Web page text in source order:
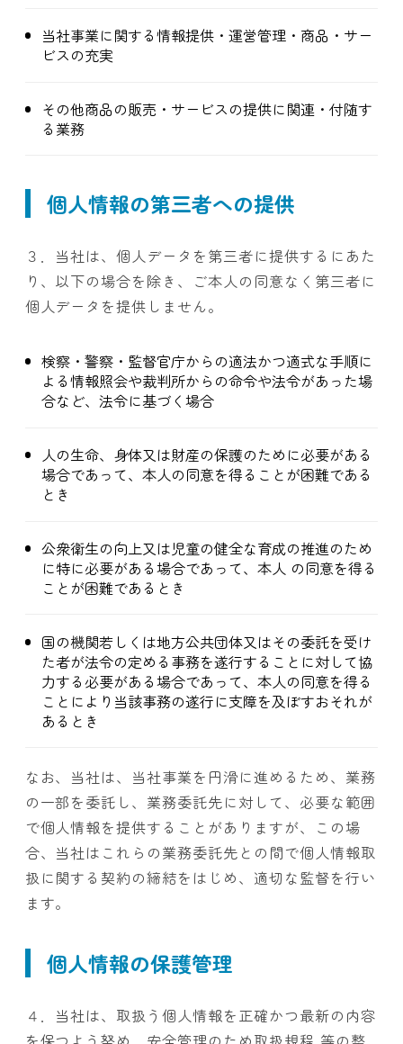
当社事業に関する情報提供・運営管理・商品・サー
ビスの充実
その他商品の販売・サービスの提供に関連・付随す
る業務
個人情報の第三者への提供
３．当社は、個人データを第三者に提供するにあた
り、以下の場合を除き、ご本人の同意なく第三者に
個人データを提供しません。
検察・警察・監督官庁からの適法かつ適式な手順に
よる情報照会や裁判所からの命令や法令があった場
合など、法令に基づく場合
人の生命、身体又は財産の保護のために必要がある
場合であって、本人の同意を得ることが困難である
とき
公衆衛生の向上又は児童の健全な育成の推進のため
に特に必要がある場合であって、本人 の同意を得る
ことが困難であるとき
国の機関若しくは地方公共団体又はその委託を受け
た者が法令の定める事務を遂行することに対して協
力する必要がある場合であって、本人の同意を得る
ことにより当該事務の遂行に支障を及ぼすおそれが
あるとき
なお、当社は、当社事業を円滑に進めるため、業務
の一部を委託し、業務委託先に対して、必要な範囲
で個人情報を提供することがありますが、この場
合、当社はこれらの業務委託先との間で個人情報取
扱に関する契約の締結をはじめ、適切な監督を行い
ます。
個人情報の保護管理
４．当社は、取扱う個人情報を正確かつ最新の内容